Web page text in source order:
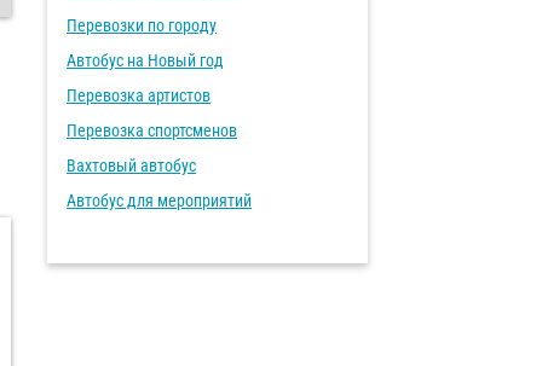
Перевозки по городу
Автобус на Новый год
Перевозка артистов
Перевозка спортсменов
Вахтовый автобус
Автобус для мероприятий